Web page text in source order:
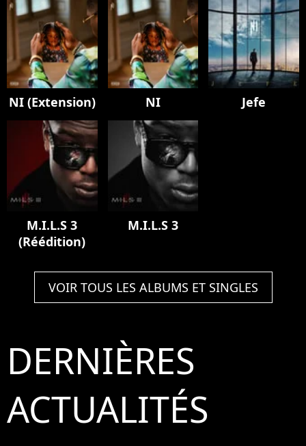
NI (Extension) NI Jefe
M.I.L.S 3
(Réédition)
M.I.L.S 3
VOIR TOUS LES ALBUMS ET SINGLES
DERNIÈRES
ACTUALITÉS